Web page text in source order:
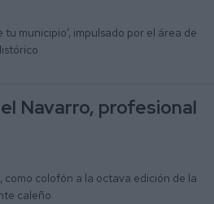
municipio’, impulsado por el área de
Navarro, profesional
como colofón a la octava edición de la
caleño